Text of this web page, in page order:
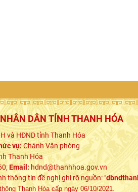
DÂN TỈNH THANH HÓA
và HĐND tỉnh Thanh Hóa
vụ:Chánh Văn phòng
Thanh Hóa
Email: hdnd@thanhhoa.gov.vn
thông tin đề nghị ghi rõ nguồn: "
Thanh Hóa cấp ngày 06/10/2021.